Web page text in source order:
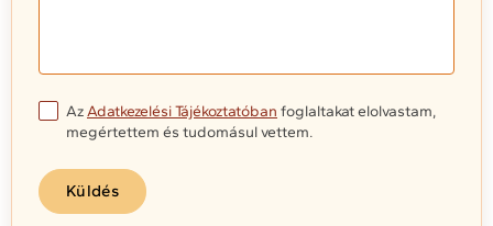
AzAdatkezelési Tájékoztatóban foglaltakat elolvastam,
megértettem és tudomásul vettem.
Küldés